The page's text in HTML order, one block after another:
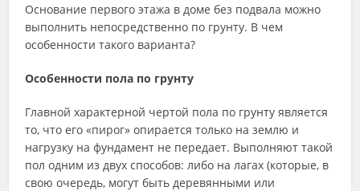
Основание первого этажа в доме без подвала можно
выполнить непосредственно по грунту. В чем
особенности такого варианта?
Особенности пола по грунту
Главной характерной чертой пола по грунту является
то, что его «пирог» опирается только на землю и
нагрузку на фундамент не передает. Выполняют такой
пол одним из двух способов: либо на лагах (которые, в
свою очередь, могут быть деревянными или